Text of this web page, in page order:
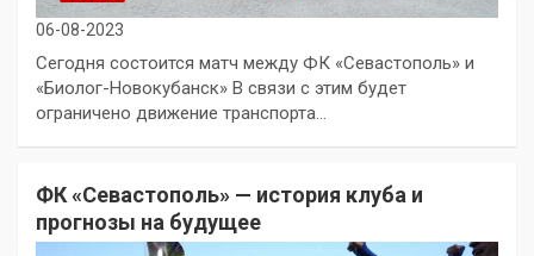
06-08-2023
Сегодня состоится матч между ФК «Севастополь» и
«Биолог-Новокубанск» В связи с этим будет
ограничено движение транспорта…
ФК «Севастополь» — история клуба и
прогнозы на будущее